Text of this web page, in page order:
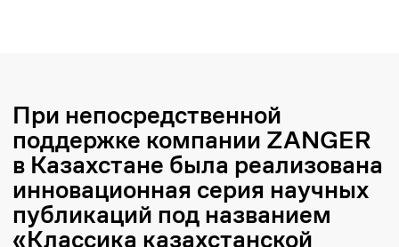
Ерланбек Жусупов
Управляющий партнер